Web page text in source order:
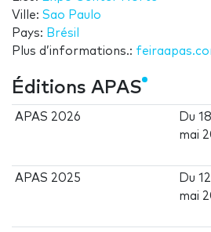
Ville: Sao Paulo
Pays: Brésil
Plus d’informations.:
Éditions APAS
APAS 2026 Du18
mai
APAS 2025 Du12
mai